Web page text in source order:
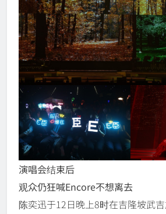
演唱会结束后
观众仍狂喊Encore不想离去
陈奕迅于12日晚上8时在吉隆坡武